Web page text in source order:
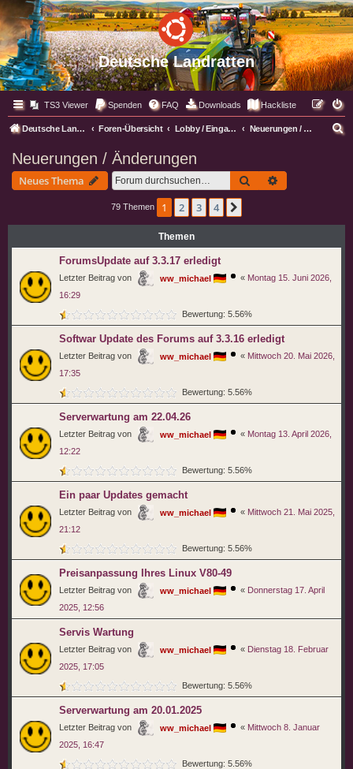
Deutsche Landratten
TS3 Viewer Spenden FAQ Downloads Hackliste
Deutsche Landratten Foren-Übersicht Lobby / Eingangsbereich Neuerungen / Änderungen
Neuerungen / Änderungen
Neues Thema Suche
79 Themen 1 2 3 4
Themen
ForumsUpdate auf 3.3.17 erledigt
Letzter Beitrag von ww_michael « Montag 15. Juni 2026,
16:29
Bewertung: 5.56%
Softwar Update des Forums auf 3.3.16 erledigt
Letzter Beitrag von ww_michael « Mittwoch 20. Mai 2026,
17:35
Bewertung: 5.56%
Serverwartung am 22.04.26
Letzter Beitrag von ww_michael « Montag 13. April 2026,
12:22
Bewertung: 5.56%
Ein paar Updates gemacht
Letzter Beitrag von ww_michael « Mittwoch 21. Mai 2025,
21:12
Bewertung: 5.56%
Preisanpassung Ihres Linux V80-49
Letzter Beitrag von ww_michael « Donnerstag 17. April
2025, 12:56
Servis Wartung
Letzter Beitrag von ww_michael « Dienstag 18. Februar
2025, 17:05
Bewertung: 5.56%
Serverwartung am 20.01.2025
Letzter Beitrag von ww_michael « Mittwoch 8. Januar
2025, 16:47
Bewertung: 5.56%